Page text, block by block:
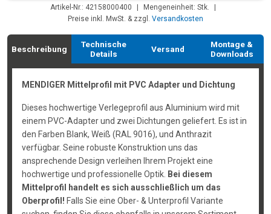
Artikel-Nr.: 42158000400 | Mengeneinheit: Stk.
|
Preise inkl. MwSt. & zzgl. Versandkosten
Beschreibung
Technische
Details
Versand
Montage &
Downloads
MENDIGER Mittelprofil mit PVC Adapter und Dichtung
Dieses hochwertige Verlegeprofil aus Aluminium wird mit
einem PVC-Adapter und zwei Dichtungen geliefert. Es ist in
den Farben Blank, Weiß (RAL 9016), und Anthrazit
verfügbar. Seine robuste Konstruktion uns das
ansprechende Design verleihen Ihrem Projekt eine
hochwertige und professionelle Optik. Bei diesem
Mittelprofil handelt es sich ausschließlich um das
Oberprofil! Falls Sie eine Ober- & Unterprofil Variante